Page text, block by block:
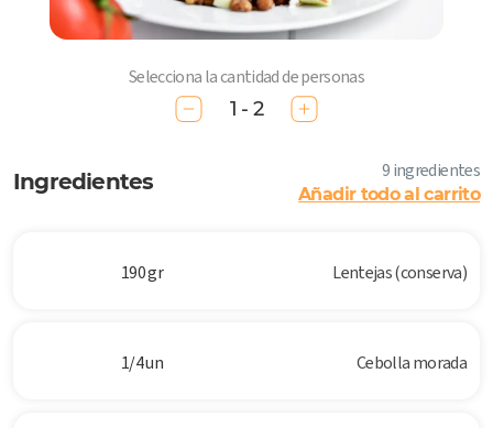
Selecciona la cantidad de personas
1 - 2
Ingredientes 9 ingredientes
Añadir todo al carrito
190 gr Lentejas (conserva)
1/4 un Cebolla morada